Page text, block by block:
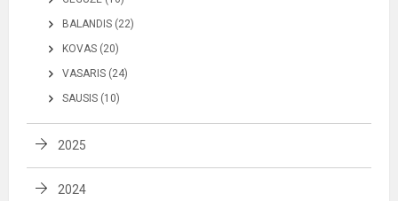
BALANDIS (22)
KOVAS (20)
VASARIS (24)
SAUSIS (10)
2025
2024